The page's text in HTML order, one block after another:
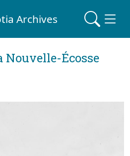
Archives
Nouvelle-Écosse